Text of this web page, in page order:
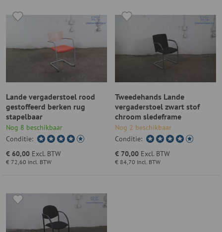
Lande vergaderstoel rood
gestoffeerd berken rug
stapelbaar
Nog 8 beschikbaar
Conditie:
€ 72,60 Incl. BTW
€ 60,00 Excl. BTW
Tweedehands Lande
vergaderstoel zwart stof
chroom sledeframe
armleggers
Nog 2 beschikbaar
Conditie:
€ 84,70 Incl. BTW
€ 70,00 Excl. BTW